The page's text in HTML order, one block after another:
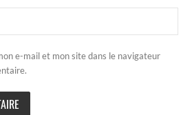
e-mail et mon site dans le navigateur